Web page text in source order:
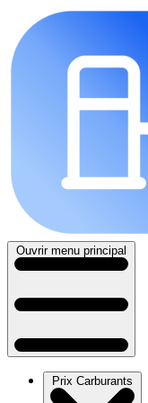
Ouvrir menu principal
Prix Carburants